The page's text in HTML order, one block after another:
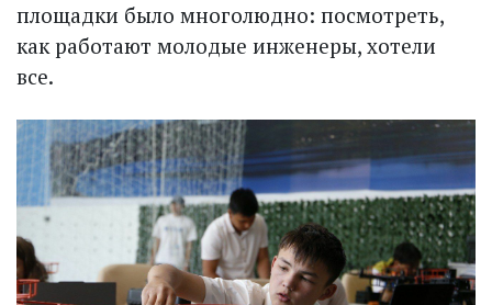
площадки было многолюдно: посмотреть,
как работают молодые инженеры, хотели
все.